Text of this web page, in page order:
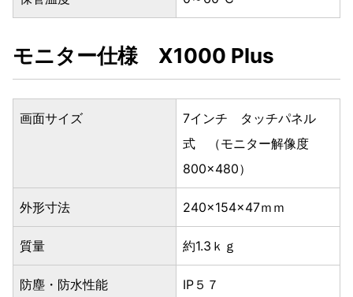
モニター仕様 X1000 Plus
画面サイズ
7インチ タッチパネル
式 （モニター解像度
800×480）
外形寸法 240×154×47ｍｍ
質量 約1.3ｋｇ
防塵・防水性能 IP５７